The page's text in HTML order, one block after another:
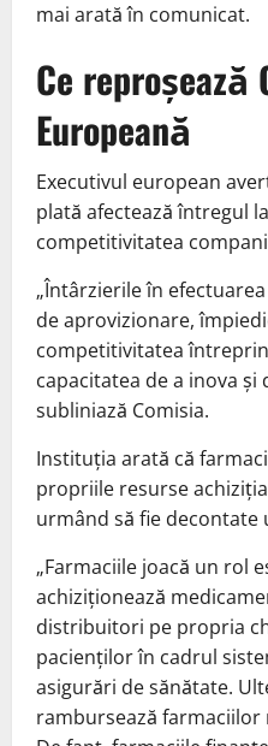
mai arată în comunicat.
Ce reproșează
Europeană
Executivul european
plată afectează întregul
competitivitatea
„Întârzierile în
de aprovizionare,
competitivitatea
capacitatea de a inova și
subliniază Comisia.
Instituția arată că
propriile resurse
urmând să fie decontate
„Farmaciile joacă un rol
achiziționează
distribuitori pe propria
pacienților în cadrul
asigurări de sănătate.
rambursează